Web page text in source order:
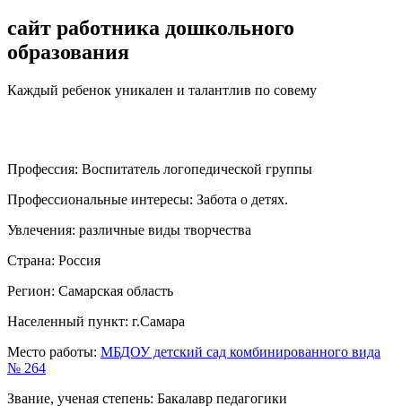
сайт работника дошкольного
образования
Каждый ребенок уникален и талантлив по совему
Профессия: Воспитатель логопедической группы
Профессиональные интересы: Забота о детях.
Увлечения: различные виды творчества
Страна: Россия
Регион: Самарская область
Населенный пункт: г.Самара
Место работы: МБДОУ детский сад комбинированного вида
№ 264
Звание, ученая степень: Бакалавр педагогики